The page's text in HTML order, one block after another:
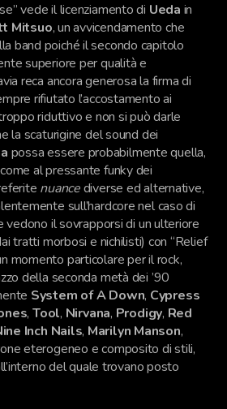
vede il licenziamento di Ueda in
Mitsuo, un avvicendamento che
band poiché il secondo capitolo
superiore per qualità e
reca ancora generosa la firma di
rifiutato l’accostamento ai
riduttivo e non si può darle
la scaturigine del sound dei
possa essere probabilmente quella,
al pressante funky dei
nuancediverse ed alternative,
sull’hardcore nel caso di
vedono il sovrapporsi di un ulteriore
tratti morbosi e nichilisti) con “Relief
momento particolare per il rock,
della seconda metà dei ’90
System of A Down, Cypress
, Tool, Nirvana, Prodigy, Red
Inch Nails, Marilyn Manson,
eterogeneo e composito di stili,
del quale trovano posto